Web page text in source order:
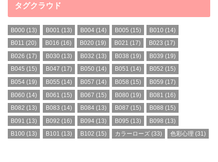
タグクラウド
B000 (13) B001 (13) B004(14) B005 (15) B010 (14)
B011 (20) B016 (16) B020 (19) B021 (17) B023 (17)
B026 (17) B030 (13) B032 (13) B038 (19) B039 (19)
B045 (15) B047 (17) B050 (14) B051 (14) B052 (15)
B054 (19) B055 (14) B057 (14) B058 (15) B059 (17)
B060 (14) B061 (15) B067 (15) B080 (19) B081 (16)
B082 (13) B083 (14) B084(13) B087 (15) B088 (15)
B091 (13) B092 (16) B094(13) B095 (13) B098 (13)
B100 (13) B101 (13) B102 (15) カラーローズ (33) 色彩心理 (31)